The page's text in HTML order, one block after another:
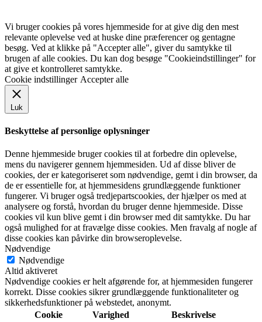
Vi bruger cookies på vores hjemmeside for at give dig den mest
relevante oplevelse ved at huske dine præferencer og gentagne
besøg. Ved at klikke på "Accepter alle", giver du samtykke til
brugen af alle cookies. Du kan dog besøge "Cookieindstillinger" for
at give et kontrolleret samtykke.
Cookie indstillinger Accepter alle
Luk
Beskyttelse af personlige oplysninger
Denne hjemmeside bruger cookies til at forbedre din oplevelse,
mens du navigerer gennem hjemmesiden. Ud af disse bliver de
cookies, der er kategoriseret som nødvendige, gemt i din browser, da
de er essentielle for, at hjemmesidens grundlæggende funktioner
fungerer. Vi bruger også tredjepartscookies, der hjælper os med at
analysere og forstå, hvordan du bruger denne hjemmeside. Disse
cookies vil kun blive gemt i din browser med dit samtykke. Du har
også mulighed for at fravælge disse cookies. Men fravalg af nogle af
disse cookies kan påvirke din browseroplevelse.
Nødvendige
Nødvendige
Altid aktiveret
Nødvendige cookies er helt afgørende for, at hjemmesiden fungerer
korrekt. Disse cookies sikrer grundlæggende funktionaliteter og
sikkerhedsfunktioner på webstedet, anonymt.
Cookie
Varighed Beskrivelse